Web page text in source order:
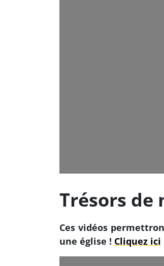
Trésors de
Ces vidéos
une église ! Cliquez ici